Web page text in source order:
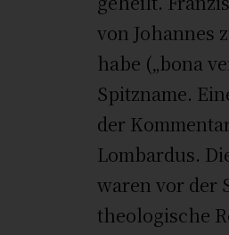
von Johannes
habe („bona
Spitzname.
der
Lombardus.
waren vor der
theologische